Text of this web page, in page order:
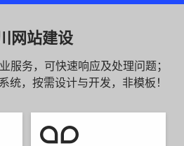
网站建设
服务，可快速响应及处理问题；
统，按需设计与开发，非模板！